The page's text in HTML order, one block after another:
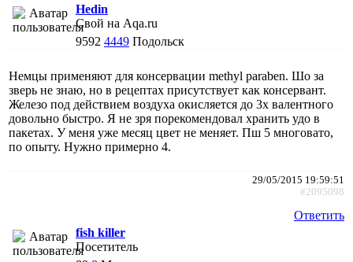
Hedin
Свой на Aqa.ru
9592 4449 Подольск
Немцы применяют для консервации methyl paraben. Шо за
зверь не знаю, но в рецептах присутствует как консервант.
Железо под действием воздуха окисляется до 3х валентного
довольно быстро. Я не зря порекомендовал хранить удо в
пакетах. У меня уже месяц цвет не меняет. Пш 5 многовато,
по опыту. Нужно примерно 4.
29/05/2015 19:59:51
#2095098
Ответить
fish killer
Посетитель